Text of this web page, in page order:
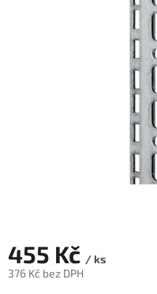
455 Kč / ks
376 Kč bez DPH